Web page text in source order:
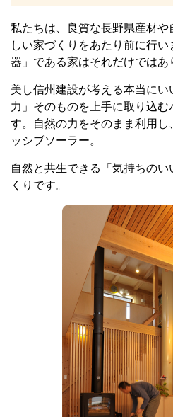
私たちは、良質な長野県産材や
しい家づくりをあたり前に行
器」である家はそれだけではあ
美し信州建設が考える本当に
力」そのものを上手に取り込
す。自然の力をそのまま利用
ッシブソーラー。
自然と共生できる「気持ちの
くりです。